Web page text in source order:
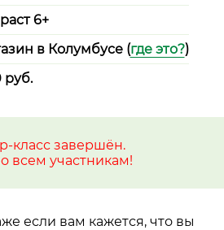
6+
в Колумбусе (где это?)
руб.
класс завершён.
всем участникам!
если вам кажется, что вы